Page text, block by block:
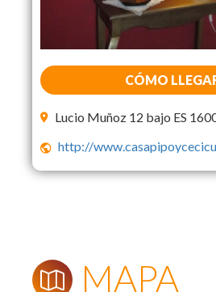
CÓMO
Lucio Muñoz 12 bajo ES
http://
MAPA